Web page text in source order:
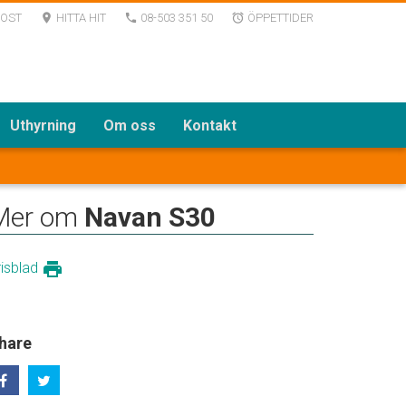
room HITTA HIT local_phone 08-503 351 50 alarm ÖPPETTIDER
Uthyrning Om oss Kontakt
om Navan S30
print